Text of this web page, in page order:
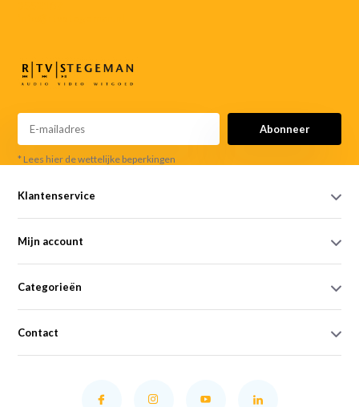
Abonneer
* Lees hier de wettelijke beperkingen
Klantenservice
Mijn account
Categorieën
Contact